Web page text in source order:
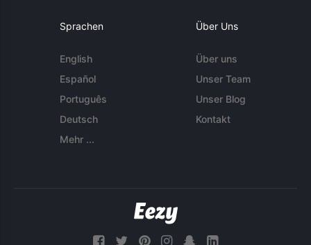
Sprachen
English
Español
Português
Deutsch
Mehr ...
Über Uns
Über uns
Unser Team
Unser Blog
Kontakt